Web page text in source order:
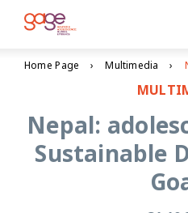
Home Page Multimedia
Nepal:
Sustainable